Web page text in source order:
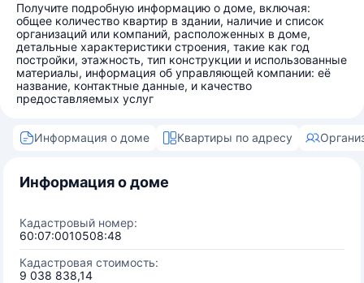
Получите подробную информацию о доме, включая:
общее количество квартир в здании, наличие и список
организаций или компаний, расположенных в доме,
детальные характеристики строения, такие как год
постройки, этажность, тип конструкции и использованные
материалы, информация об управляющей компании: её
название, контактные данные, и качество
предоставляемых услуг
Информация о доме Квартиры по адресу
Информация о доме
Кадастровый номер:
60:07:0010508:48
Кадастровая стоимость:
9 038 838,14